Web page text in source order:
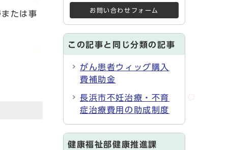
たは事 お問い合わせフォーム
この記事と同じ分類の記事
がん患者ウィッグ購入
費補助金
長浜市不妊治療・不育
症治療費用の助成制度
健康福祉部健康推進課